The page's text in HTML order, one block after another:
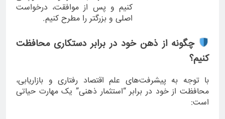
کنیم و پس از موافقت، درخواست
اصلی و بزرگتر را مطرح کنیم.
چگونه از ذهن خود در برابر دستکاری محافظت
کنیم؟
با توجه به پیشرفت‌های علم اقتصاد رفتاری و بازاریابی،
محافظت از خود در برابر “استثمار ذهنی” یک مهارت حیاتی
است: